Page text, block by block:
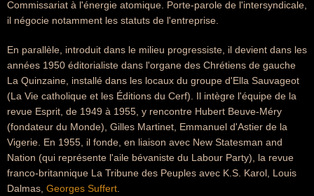
Commissariat à l'énergie atomique. Porte-parole de l'intersyndicale,
il négocie notamment les statuts de l'entreprise.
En parallèle, introduit dans le milieu progressiste, il devient dans les
années 1950 éditorialiste dans l'organe des Chrétiens de gauche
La Quinzaine, installé dans les locaux du groupe d'Ella Sauvageot
(La Vie catholique et les Éditions du Cerf). Il intègre l'équipe de la
revue Esprit, de 1949 à 1955, y rencontre Hubert Beuve-Méry
(fondateur du Monde), Gilles Martinet, Emmanuel d'Astier de la
Vigerie. En 1955, il fonde, en liaison avec New Statesman and
Nation (qui représente l'aile bévaniste du Labour Party), la revue
franco-britannique La Tribune des Peuples avec K.S. Karol, Louis
Dalmas, Georges Suffert